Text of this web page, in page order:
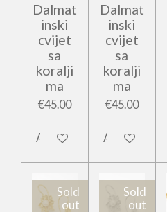
Dalmat
inski
cvijet
sa
koralji
ma
€45.00
Add to cart
Dalmat
inski
cvijet
sa
koralji
ma
€45.00
Add to cart
Sold
out
Sold
out